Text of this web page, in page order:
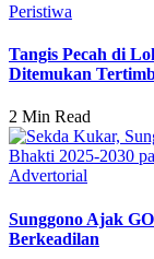
Peristiwa
Tangis Pecah di
Ditemukan
2 Min Read
Advertorial
Sunggono Ajak
Berkeadilan